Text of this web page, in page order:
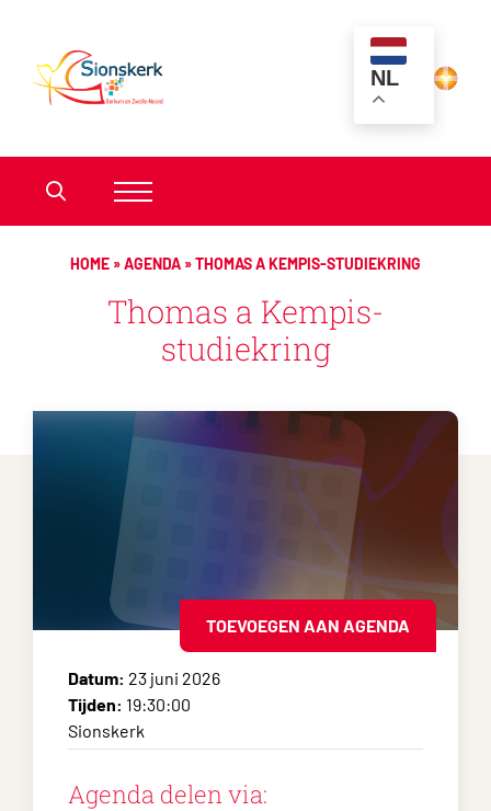
NL
HOME »AGENDA »THOMAS A KEMPIS-STUDIEKRING
Thomas a Kempis-
studiekring
TOEVOEGEN AAN AGENDA
Datum: 23 juni 2026
Tijden: 19:30:00
Sionskerk
Agenda delen via: